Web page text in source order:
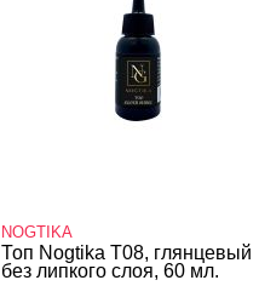
NOGTIKA
Топ Nogtika T08, глянцевый
без липкого слоя, 60 мл.